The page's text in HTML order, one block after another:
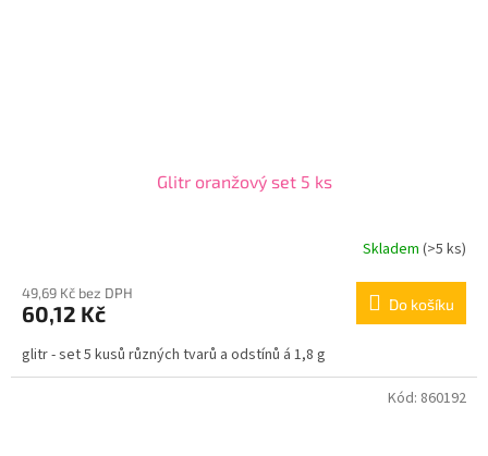
Glitr oranžový set 5 ks
Skladem (>5 ks)
49,69 Kč bez DPH
60,12 Kč Do košíku
glitr - set 5 kusů různých tvarů a odstínů á 1,8 g
Kód: 860192